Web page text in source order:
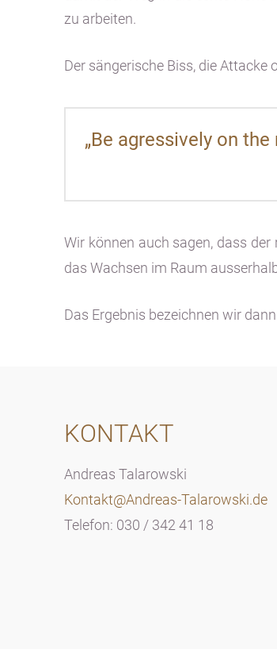
zu arbeiten.
Der sängerische Biss, die Attacke
„Be agressively on
Wir können auch sagen, dass
das Wachsen im Raum
Das Ergebnis bezeichnen wir
KONTAKT
Andreas Talarowski
Kontakt@Andreas-Talarowski.de
Telefon: 030 / 342 41 18